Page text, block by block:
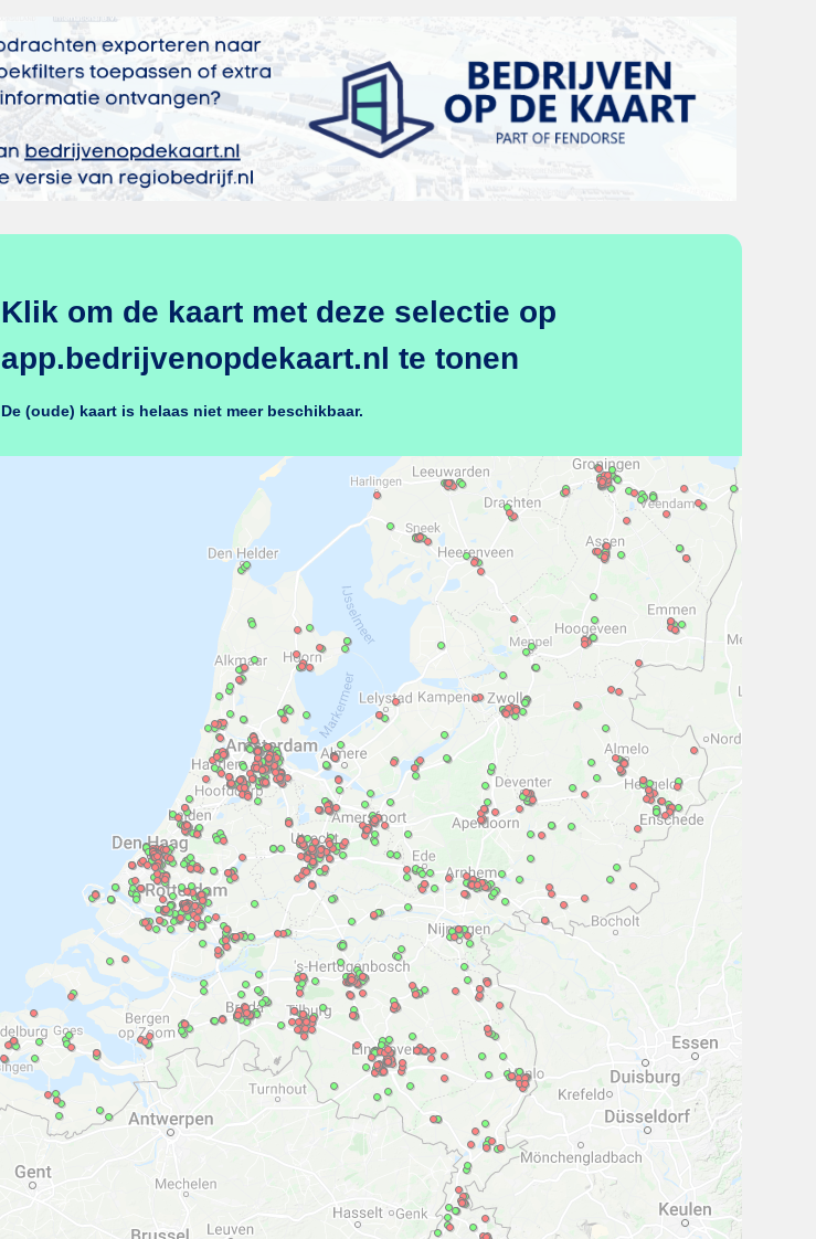
Klik om de kaart met deze selectie op
app.bedrijvenopdekaart.nl te tonen
De (oude) kaart is helaas niet meer beschikbaar.